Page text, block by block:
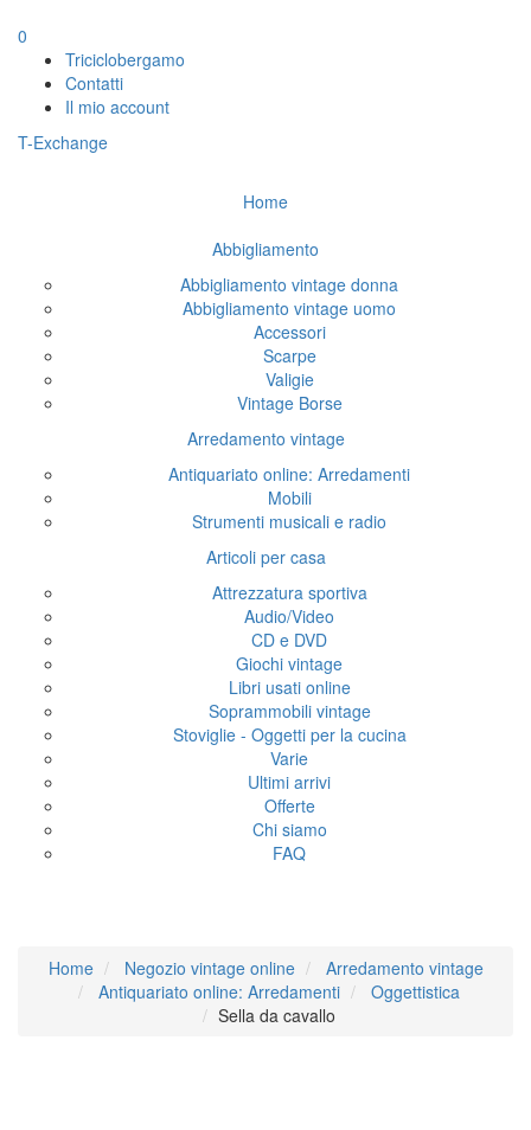
0
Triciclobergamo
Contatti
Il mio account
T-Exchange
Home
Abbigliamento
Abbigliamento vintage donna
Abbigliamento vintage uomo
Accessori
Scarpe
Valigie
Vintage Borse
Arredamento vintage
Antiquariato online: Arredamenti
Mobili
Strumenti musicali e radio
Articoli per casa
Attrezzatura sportiva
Audio/Video
CD e DVD
Giochi vintage
Libri usati online
Soprammobili vintage
Stoviglie - Oggetti per la cucina
Varie
Ultimi arrivi
Offerte
Chi siamo
FAQ
Home Negozio vintage online
Arredamento vintage
Antiquariato online: Arredamenti
Oggettistica
Sella da cavallo